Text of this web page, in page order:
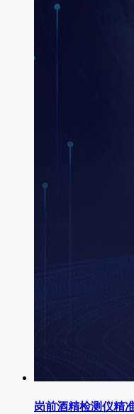
岗前酒精检测仪精